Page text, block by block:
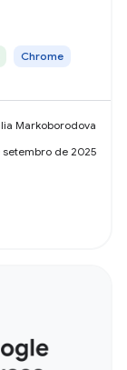
Chrome
Markoborodova
setembro de 2025